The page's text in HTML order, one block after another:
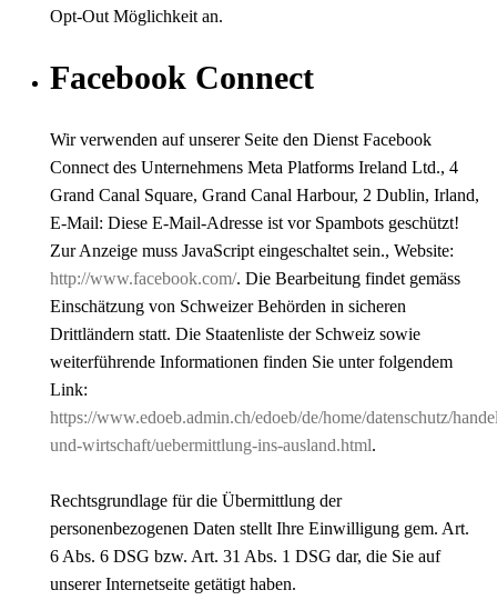
Opt-Out Möglichkeit an.
Facebook Connect
Wir verwenden auf unserer Seite den Dienst Facebook
Connect des Unternehmens Meta Platforms Ireland Ltd., 4
Grand Canal Square, Grand Canal Harbour, 2 Dublin, Irland,
E-Mail: Diese E-Mail-Adresse ist vor Spambots geschützt!
Zur Anzeige muss JavaScript eingeschaltet sein., Website:
http://www.facebook.com/. Die Bearbeitung findet gemäss
Einschätzung von Schweizer Behörden in sicheren
Drittländern statt. Die Staatenliste der Schweiz sowie
weiterführende Informationen finden Sie unter folgendem
Link:
https://www.edoeb.admin.ch/edoeb/de/home/datenschutz/
und-wirtschaft/uebermittlung-ins-ausland.html.
Rechtsgrundlage für die Übermittlung der
personenbezogenen Daten stellt Ihre Einwilligung gem. Art.
6 Abs. 6 DSG bzw. Art. 31 Abs. 1 DSG dar, die Sie auf
unserer Internetseite getätigt haben.